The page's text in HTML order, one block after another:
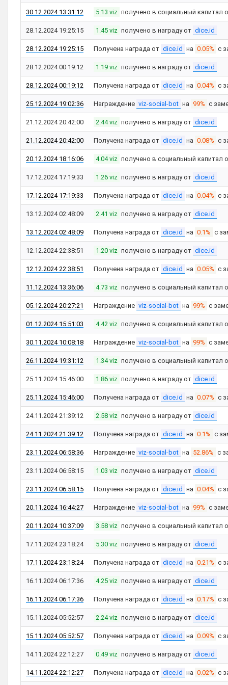
30.12.2024 13:31:12 5.13 viz получено в социальный капитал
28.12.2024 19:25:15 1.45 viz получено в награду от dice.id
28.12.2024 19:25:15 Получена награда от dice.id на 0.05% с
28.12.2024 00:19:12 1.19 viz получено в награду от dice.id
28.12.2024 00:19:12 Получена награда от dice.id на 0.04% с
25.12.2024 19:02:36 Награждение viz-social-bot на 99% с
21.12.2024 20:42:00 2.44 viz получено в награду от dice.id
21.12.2024 20:42:00 Получена награда от dice.id на 0.08% с
20.12.2024 18:16:06 4.04 viz получено в социальный капитал
17.12.2024 17:19:33 1.26 viz получено в награду от dice.id
17.12.2024 17:19:33 Получена награда от dice.id на 0.04% с
13.12.2024 02:48:09 2.41 viz получено в награду от dice.id
13.12.2024 02:48:09 Получена награда от dice.id на 0.1% с
12.12.2024 22:38:51 1.20 viz получено в награду от dice.id
12.12.2024 22:38:51 Получена награда от dice.id на 0.05% с
11.12.2024 13:36:06 4.73 viz получено в социальный капитал
05.12.2024 20:27:21 Награждение viz-social-bot на 99% с
01.12.2024 15:51:03 4.42 viz получено в социальный капитал
30.11.2024 10:08:18 Награждение viz-social-bot на 99% с
26.11.2024 19:31:12 1.34 viz получено в социальный капитал
25.11.2024 15:46:00 1.86 viz получено в награду от dice.id
25.11.2024 15:46:00 Получена награда от dice.id на 0.07% с
24.11.2024 21:39:12 2.58 viz получено в награду от dice.id
24.11.2024 21:39:12 Получена награда от dice.id на 0.1% с
23.11.2024 06:58:36 Награждение viz-social-bot на 52.86% с
23.11.2024 06:58:15 1.03 viz получено в награду от dice.id
23.11.2024 06:58:15 Получена награда от dice.id на 0.04% с
20.11.2024 16:44:27 Награждение viz-social-bot на 99% с
20.11.2024 10:37:09 3.58 viz получено в социальный капитал
17.11.2024 23:18:24 5.30 viz получено в награду от dice.id
17.11.2024 23:18:24 Получена награда от dice.id на 0.21% с
16.11.2024 06:17:36 4.25 viz получено в награду от dice.id
16.11.2024 06:17:36 Получена награда от dice.id на 0.17% с
15.11.2024 05:52:57 2.24 viz получено в награду от dice.id
15.11.2024 05:52:57 Получена награда от dice.id на 0.09% с
14.11.2024 22:12:27 0.49 viz получено в награду от dice.id
14.11.2024 22:12:27 Получена награда от dice.id на 0.02% с